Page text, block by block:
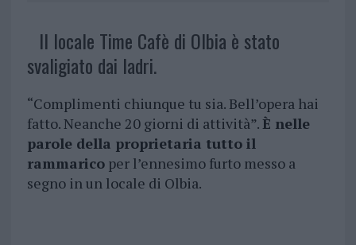
Il locale Time Cafè di Olbia è stato
svaligiato dai ladri.
“Complimenti chiunque tu sia. Bell’opera hai
fatto. Neanche 20 giorni di attività”.È nelle
parole della proprietaria tutto il
rammaricoper l’ennesimo furto messo a
segno in un locale di Olbia.